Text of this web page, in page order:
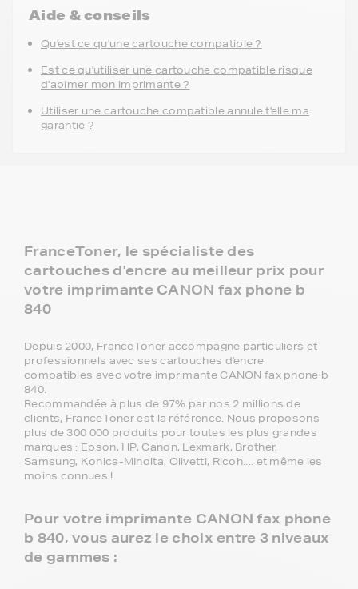
Aide & conseils
Qu'est ce qu'une cartouche compatible ?
Est ce qu'utiliser une cartouche compatible risque
d'abimer mon imprimante ?
Utiliser une cartouche compatible annule t'elle ma
garantie ?
FranceToner, le spécialiste des
cartouches d'encre au meilleur prix pour
votre imprimante CANON fax phone b
840
Depuis 2000, FranceToner accompagne particuliers et
professionnels avec ses cartouches d'encre
compatibles avec votre imprimante CANON fax phone b
840.
Recommandée à plus de 97% par nos 2 millions de
clients, FranceToner est la référence. Nous proposons
plus de 300 000 produits pour toutes les plus grandes
marques : Epson, HP, Canon, Lexmark, Brother,
Samsung, Konica-MInolta, Olivetti, Ricoh.... et même les
moins connues !
Pour votre imprimante CANON fax phone
b 840, vous aurez le choix entre 3 niveaux
de gammes :